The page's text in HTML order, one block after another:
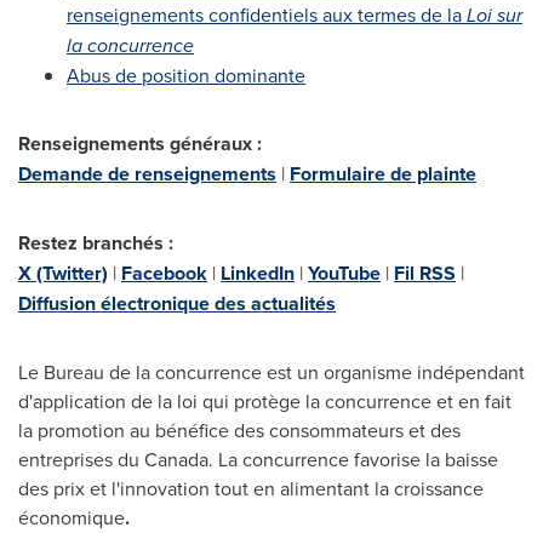
renseignements confidentiels aux termes de laLoi sur
la concurrence
Abus de position dominante
Renseignements généraux :
Demande de renseignements | Formulaire de plainte
Restez branchés :
X (Twitter) | Facebook | LinkedIn |YouTube | Fil RSS |
Diffusion électronique des actualités
Le Bureau de la concurrence est un organisme indépendant
d'application de la loi qui protège la concurrence et en fait
la promotion au bénéfice des consommateurs et des
entreprises du Canada. La concurrence favorise la baisse
des prix et l'innovation tout en alimentant la croissance
économique.